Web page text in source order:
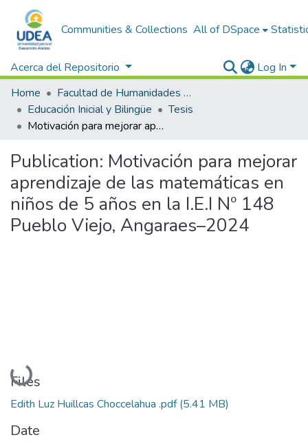
Communities & Collections All of DSpace
Acerca del Repositorio
Log In
Home
Facultad de Humanidades y Ciencias Sociales
Educación Inicial y Bilingüe
Tesis
Motivación para mejorar aprendizaje de las matemáticas en niños de 5 años en la I.E.I Nº 148 Pueblo Viejo, Angaraes–2024
Publication: Motivación para mejorar
aprendizaje de las matemáticas en
niños de 5 años en la I.E.I Nº 148
Pueblo Viejo, Angaraes–2024
Loading...
Files
Edith Luz Huillcas Choccelahua .pdf(5.41 MB)
Date